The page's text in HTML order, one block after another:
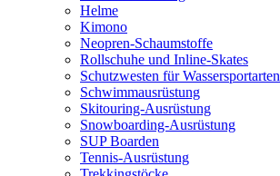
Helme
Kimono
Neopren-Schaumstoffe
Rollschuhe und Inline-Skates
Schutzwesten für Wassersportarten
Schwimmausrüstung
Skitouring-Ausrüstung
Snowboarding-Ausrüstung
SUP Boarden
Tennis-Ausrüstung